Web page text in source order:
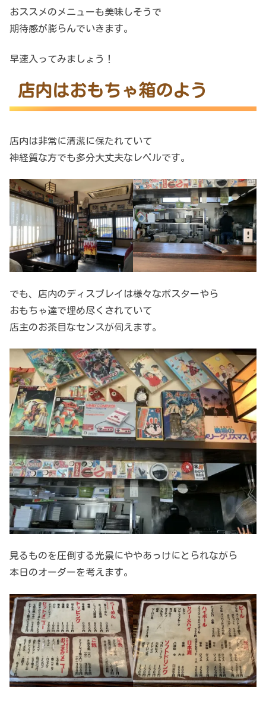
おススメのメニューも美味しそうで
期待感が膨らんでいきます。
早速入ってみましょう！
店内はおもちゃ箱のよう
店内は非常に清潔に保たれていて
神経質な方でも多分大丈夫なレベルです。
でも、店内のディスプレイは様々なポスターやら
おもちゃ達で埋め尽くされていて
店主のお茶目なセンスが伺えます。
見るものを圧倒する光景にややあっけにとられながら
本日のオーダーを考えます。